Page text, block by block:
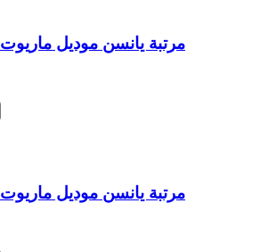
مرتبة يانسن موديل ماريوت 120*200*22 سم
مرتبة يانسن موديل ماريوت 120*195*22 سم